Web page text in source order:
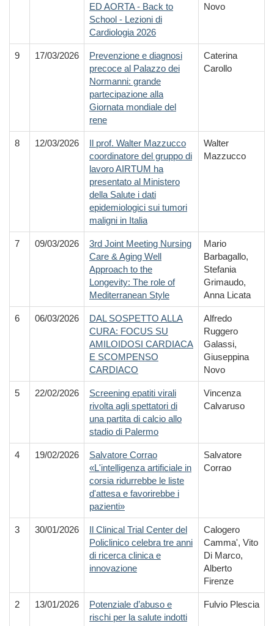
ED AORTA - Back to
School - Lezioni di
Cardiologia 2026
Novo
9 17/03/2026
Prevenzione e diagnosi
precoce al Palazzo dei
Normanni: grande
partecipazione alla
Giornata mondiale del
rene
Caterina
Carollo
8 12/03/2026
Il prof. Walter Mazzucco
coordinatore del gruppo di
lavoro AIRTUM ha
presentato al Ministero
della Salute i dati
epidemiologici sui tumori
maligni in Italia
Walter
Mazzucco
7 09/03/2026
3rd Joint Meeting Nursing
Care & Aging Well
Approach to the
Longevity: The role of
Mediterranean Style
Mario
Barbagallo,
Stefania
Grimaudo,
Anna Licata
6 06/03/2026
DAL SOSPETTO ALLA
CURA: FOCUS SU
AMILOIDOSI CARDIACA
E SCOMPENSO
CARDIACO
Alfredo
Ruggero
Galassi,
Giuseppina
Novo
5 22/02/2026
Screening epatiti virali
rivolta agli spettatori di
una partita di calcio allo
stadio di Palermo
Vincenza
Calvaruso
4 19/02/2026
Salvatore Corrao
«L'intelligenza artificiale in
corsia ridurrebbe le liste
d'attesa e favorirebbe i
pazienti»
Salvatore
Corrao
3 30/01/2026
Il Clinical Trial Center del
Policlinico celebra tre anni
di ricerca clinica e
innovazione
Calogero
Camma', Vito
Di Marco,
Alberto
Firenze
2 13/01/2026
Potenziale d’abuso e
rischi per la salute indotti
Fulvio Plescia